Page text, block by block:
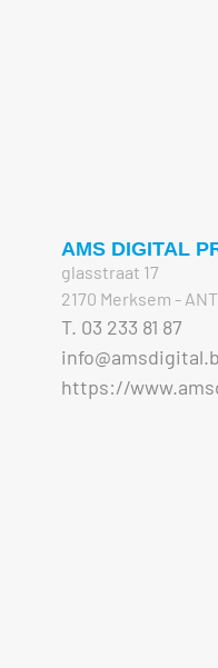
AMS DIGITAL
glasstraat 17
2170 Merksem -
T. 03 233 81 87
https://